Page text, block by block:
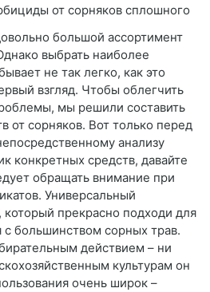
большой ассортимент
выбрать наиболее
не так легко, как это
взгляд. Чтобы облегчить
мы решили составить
от сорняков. Вот только перед
анализу
конкретных средств, давайте
обращать внимание при
Универсальный
который прекрасно подходи для
с большинством сорных трав.
действием – ни
культурам он
очень широк –